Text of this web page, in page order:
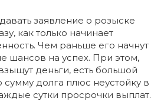
заявление о розыске
как только начинает
Чем раньше его начнут
шансов на успех. При этом,
деньги, есть большой
долга плюс неустойку в
сутки просрочки выплат.